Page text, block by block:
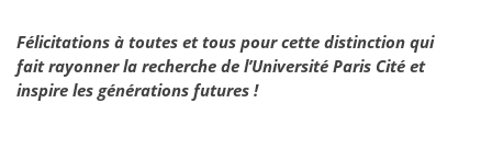
Félicitations à toutes et tous pour cette distinction qui
fait rayonner la recherche de l’Université Paris Cité et
inspire les générations futures !